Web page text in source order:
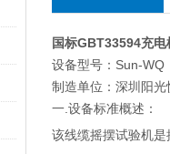
国标GBT33594充
设备型号：Sun-WQ
制造单位：深圳阳
一.设备标准概述：
该线缆摇摆试验机是